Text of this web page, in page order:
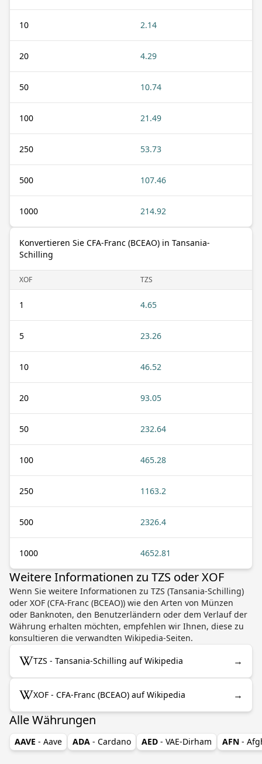
10 2.14
20 4.29
50 10.74
100 21.49
250 53.73
500 107.46
1000 214.92
Konvertieren Sie CFA-Franc (BCEAO) in Tansania-
Schilling
XOF TZS
1 4.65
5 23.26
10 46.52
20 93.05
50 232.64
100 465.28
250 1163.2
500 2326.4
1000 4652.81
Weitere Informationen zu TZS oder XOF
Wenn Sie weitere Informationen zu TZS (Tansania-Schilling)
oder XOF (CFA-Franc (BCEAO)) wie den Arten von Münzen
oder Banknoten, den Benutzerländern oder dem Verlauf der
Währung erhalten möchten, empfehlen wir Ihnen, diese zu
konsultieren die verwandten Wikipedia-Seiten.
TZS - Tansania-Schilling auf Wikipedia →
XOF - CFA-Franc (BCEAO) auf Wikipedia →
Alle Währungen
AAVE - Aave ADA - Cardano AED - VAE-Dirham AFN -